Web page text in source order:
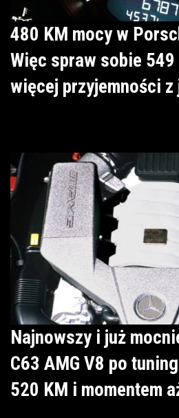
480 KM mocy w
Więc spraw sobie
więcej przyjemności z
Najnowszy i już
C63 AMG V8 po
520 KM i momentem